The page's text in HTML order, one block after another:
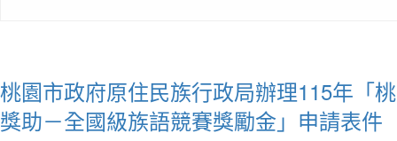
桃園市政府原住民族行政局辦理115年「
獎助－全國級族語競賽獎勵金」申請表件